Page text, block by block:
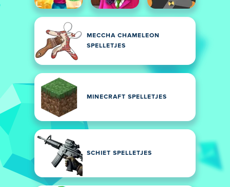
MECCHA CHAMELEON
SPELLETJES
MINECRAFT SPELLETJES
SCHIET SPELLETJES